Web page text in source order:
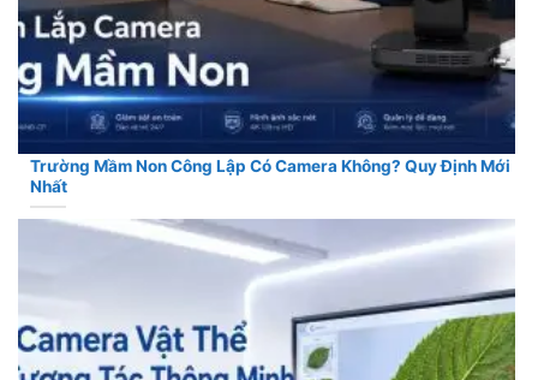
Trường Mầm Non Công Lập Có Camera Không? Quy Định Mới
Nhất